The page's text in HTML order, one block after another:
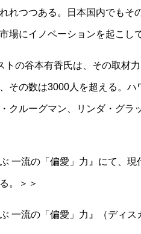
れつつある。日本国内でもそ
場にイノベーションを起こし
の谷本有香氏は、その取材
その数は3000人を超える。ハ
クルーグマン、リンダ・グラ
一流の「偏愛」力』にて、現
。＞＞
一流の「偏愛」力』（ディス